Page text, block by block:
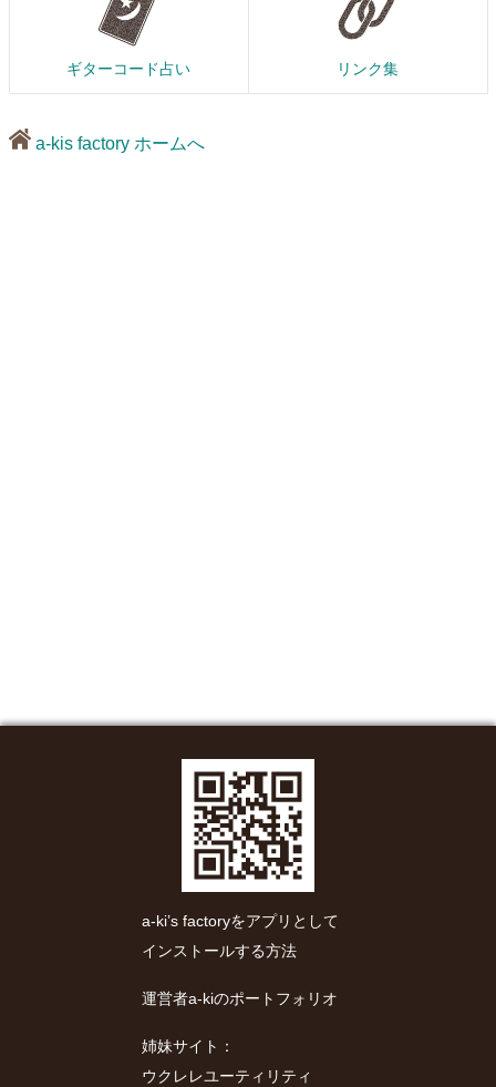
ギターコード占い リンク集
a-kis factory ホームへ
a-ki’s factoryをアプリとして
インストールする方法
運営者a-kiのポートフォリオ
姉妹サイト：
ウクレレユーティリティ